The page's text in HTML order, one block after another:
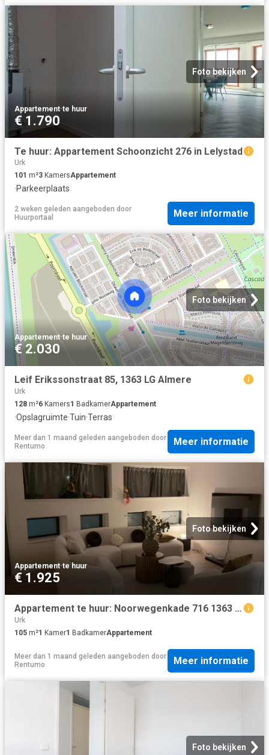
Foto bekijken
Appartement·te huur
€ 1.790
Te huur: Appartement Schoonzicht 276 in Lelystad
Urk
101 m²3 KamersAppartement
·Parkeerplaats
2 weken geleden aangeboden door
Huurportaal
Meer informatie
Foto bekijken
Appartement·te huur
€ 2.030
Leif Erikssonstraat 85, 1363 LG Almere
Urk
128 m²6 Kamers1 BadkamerAppartement
·Opslagruimte·Tuin·Terras
Meer dan 1 maand geleden aangeboden door
Rentumo
Meer informatie
Foto bekijken
Appartement·te huur
€ 1.925
Appartement te huur: Noorwegenkade 716 1363 DS Almere
Urk
105 m²1 Kamer1 BadkamerAppartement
Meer dan 1 maand geleden aangeboden door
Rentumo
Meer informatie
Foto bekijken